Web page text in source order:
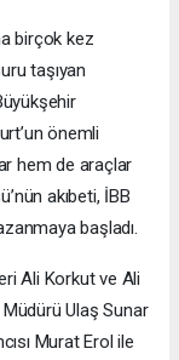
birçok kez
taşıyan
önemli
hem de araçlar
akıbeti, İBB
başladı.
Ali Korkut ve Ali
Ulaş Sunar
Murat Erol ile